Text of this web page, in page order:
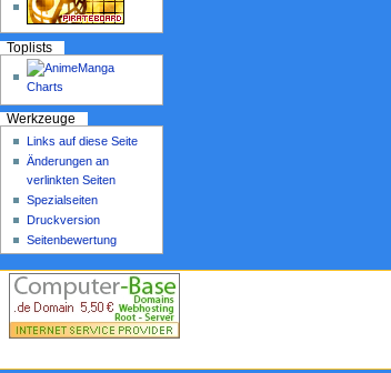
Toplists
Werkzeuge
Links auf diese Seite
Änderungen an
verlinkten Seiten
Spezialseiten
Druckversion
Seitenbewertung